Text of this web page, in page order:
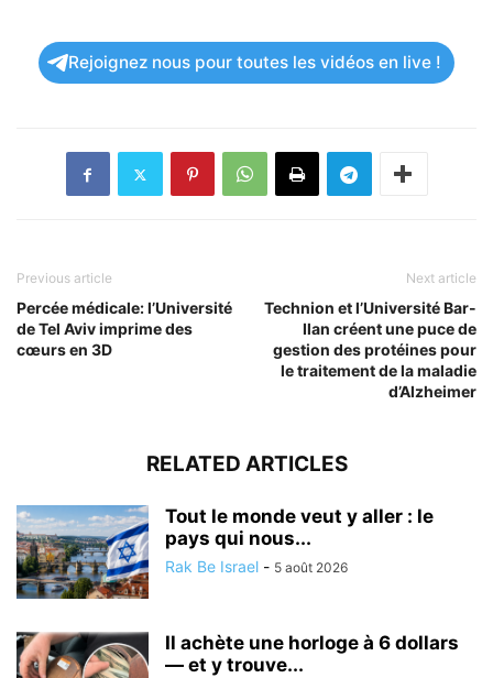
Rejoignez nous pour toutes les vidéos en live !
Previous article
Percée médicale: l’Université
de Tel Aviv imprime des
cœurs en 3D
Next article
Technion et l’Université Bar-
Ilan créent une puce de
gestion des protéines pour
le traitement de la maladie
d’Alzheimer
RELATED ARTICLES
Tout le monde veut y aller : le
pays qui nous...
Rak Be Israel - 5 août 2026
Il achète une horloge à 6 dollars
— et y trouve...